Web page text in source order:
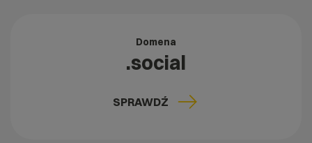
Domena
.social
SPRAWDŹ